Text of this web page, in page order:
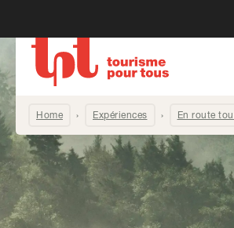
Home Expériences En route